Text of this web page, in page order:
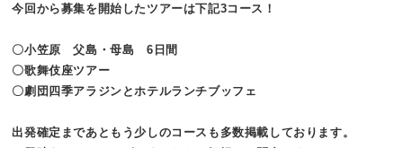
今回から募集を開始したツアーは下記3コース！
〇小笠原 父島・母島 6日間
〇歌舞伎座ツアー
〇劇団四季アラジンとホテルランチブッフェ
出発確定まであともう少しのコースも多数掲載しております。